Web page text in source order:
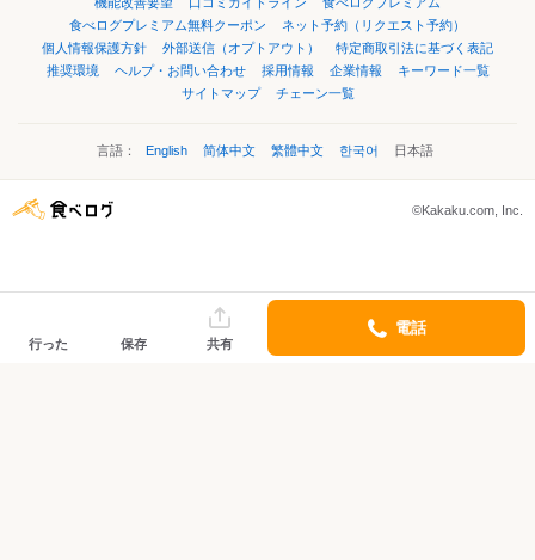
食べログプレミアム無料クーポン
ネット予約（リクエスト予約）
個人情報保護方針
外部送信（オプトアウト）
特定商取引法に基づく表記
推奨環境
ヘルプ・お問い合わせ 採用情報 企業情報
キーワード一覧
サイトマップ
チェーン一覧
言語： English 简体中文 繁體中文 한국어 日本語
©Kakaku.com, Inc.
行った 保存 共有
電話